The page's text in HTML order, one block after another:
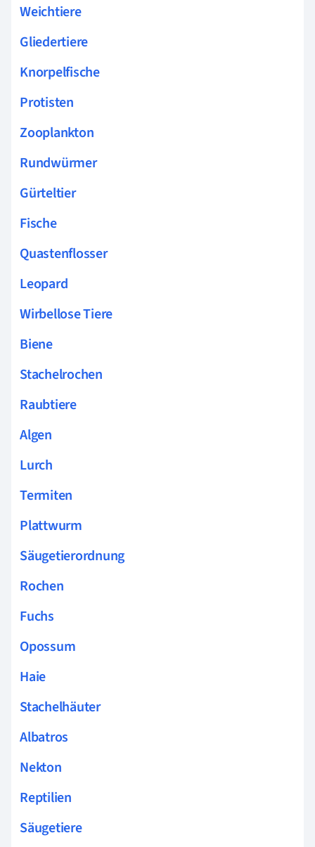
Weichtiere
Gliedertiere
Knorpelfische
Protisten
Zooplankton
Rundwürmer
Gürteltier
Fische
Quastenflosser
Leopard
Wirbellose Tiere
Biene
Stachelrochen
Raubtiere
Algen
Lurch
Termiten
Plattwurm
Säugetierordnung
Rochen
Fuchs
Opossum
Haie
Stachelhäuter
Albatros
Nekton
Reptilien
Säugetiere